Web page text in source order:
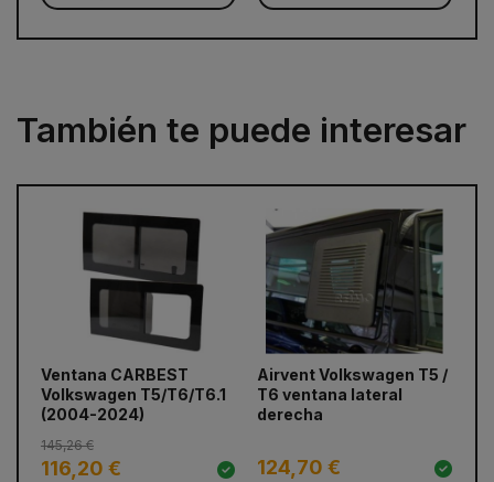
También te puede interesar
Ventana CARBEST
Volkswagen T5/T6/T6.1
(2004-2024)
116,20 €
145,26 €
Airvent Volkswagen T5 /
T6 ventana lateral
derecha
124,70 €
prev next